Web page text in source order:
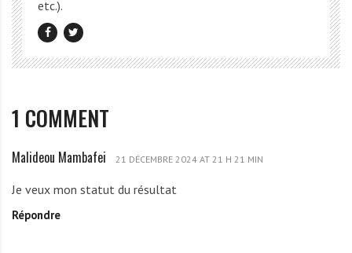
etc.).
1 COMMENT
M
l
i
Malideou Mambafei 21 DÉCEMBRE 2024 AT 21 H 21 MIN
Je veux mon statut du résultat
Répondre